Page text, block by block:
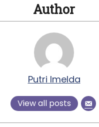
Author
Putri Imelda
View all posts